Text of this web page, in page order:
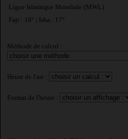
Ligue Islamique Mondiale (MWL)
Fajr : 18° | Isha : 17°
Méthode de calcul :
Heure de l'asr :
Format de l'heure :